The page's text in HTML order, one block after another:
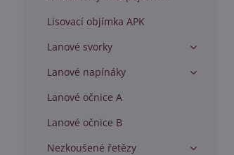
Lisovací objímka APK
Lanové svorky
Lanové napínáky
Lanové očnice A
Lanové očnice B
Nezkoušené řetězy